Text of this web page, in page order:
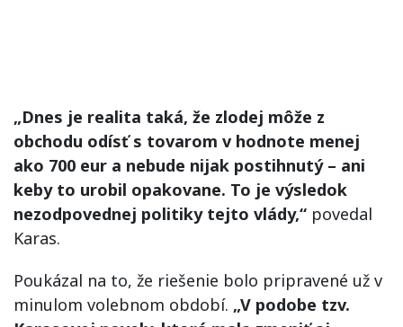
„Dnes je realita taká, že zlodej môže z
obchodu odísť s tovarom v hodnote menej
ako 700 eur a nebude nijak postihnutý – ani
keby to urobil opakovane. To je výsledok
nezodpovednej politiky tejto vlády,“ povedal
Karas.
Poukázal na to, že riešenie bolo pripravené už v
minulom volebnom období. „V podobe tzv.